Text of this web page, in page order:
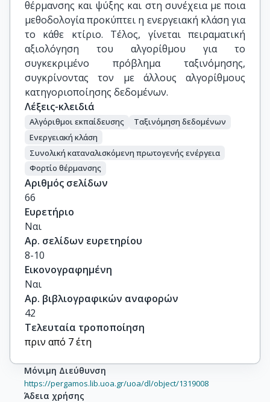
θέρμανσης και ψύξης και στη συνέχεια με ποια
μεθοδολογία προκύπτει η ενεργειακή κλάση για
το κάθε κτίριο. Τέλος, γίνεται πειραματική
αξιολόγηση του αλγορίθμου για το
συγκεκριμένο πρόβλημα ταξινόμησης,
συγκρίνοντας τον με άλλους αλγορίθμους
κατηγοριοποίησης δεδομένων.
Λέξεις-κλειδιά
Αλγόριθμοι εκπαίδευσης
Ταξινόμηση δεδομένων
Ενεργειακή κλάση
Συνολική καταναλισκόμενη πρωτογενής ενέργεια
Φορτίο θέρμανσης
Αριθμός σελίδων
66
Ευρετήριο
Ναι
Αρ. σελίδων ευρετηρίου
8-10
Εικονογραφημένη
Ναι
Αρ. βιβλιογραφικών αναφορών
42
Τελευταία τροποποίηση
πριν από 7 έτη
Μόνιμη Διεύθυνση
https://pergamos.lib.uoa.gr/uoa/dl/object/1319008
Άδεια χρήσης